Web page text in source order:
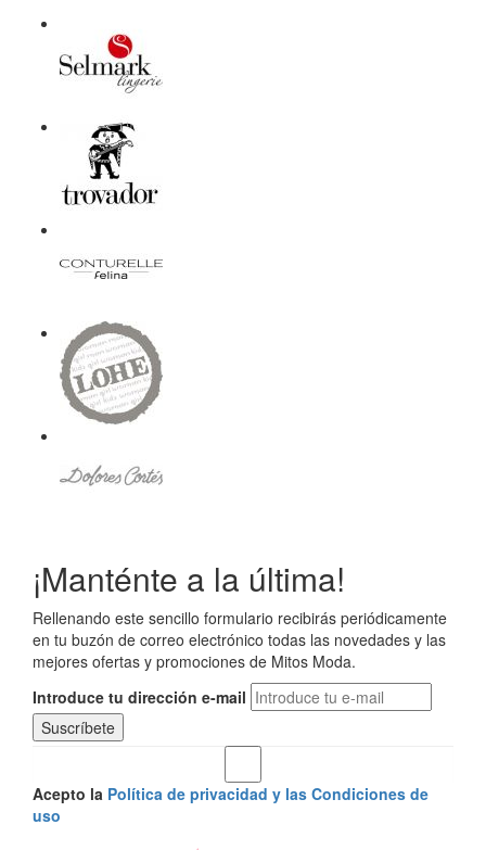
¡Manténte a la última!
Rellenando este sencillo formulario recibirás periódicamente
en tu buzón de correo electrónico todas las novedades y las
mejores ofertas y promociones de Mitos Moda.
Introduce tu dirección e-mail
Acepto la Política de privacidad y las Condiciones de
uso